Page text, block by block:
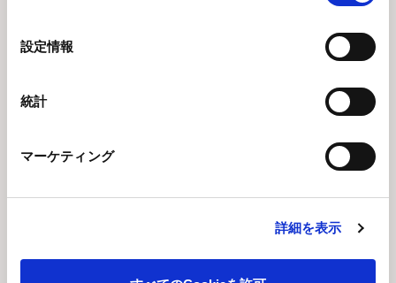
設定情報
統計
マーケティング
詳細を表示
業績・財務情報